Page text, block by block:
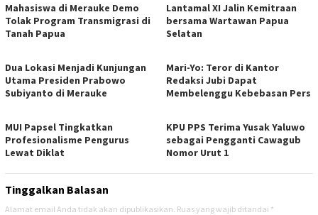
Mahasiswa di Merauke Demo
Tolak Program Transmigrasi di
Tanah Papua
Lantamal XI Jalin Kemitraan
bersama Wartawan Papua
Selatan
Dua Lokasi Menjadi Kunjungan
Utama Presiden Prabowo
Subiyanto di Merauke
Mari-Yo: Teror di Kantor
Redaksi Jubi Dapat
Membelenggu Kebebasan Pers
MUI Papsel Tingkatkan
Profesionalisme Pengurus
Lewat Diklat
KPU PPS Terima Yusak Yaluwo
sebagai Pengganti Cawagub
Nomor Urut 1
Tinggalkan Balasan
Alamat email Anda tidak akan dipublikasikan. Ruas yang wajib ditandai *